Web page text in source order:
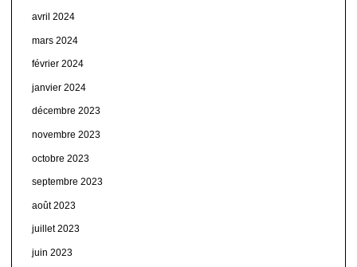
avril 2024
mars 2024
février 2024
janvier 2024
décembre 2023
novembre 2023
octobre 2023
septembre 2023
août 2023
juillet 2023
juin 2023